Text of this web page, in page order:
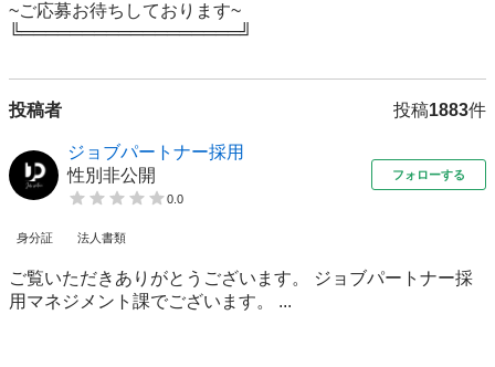
~ご応募お待ちしております~
╚══════════════════╝
投稿者 投稿1883件
ジョブパートナー採用
性別非公開
0.0
フォローする
身分証 法人書類
ご覧いただきありがとうございます。 ジョブパートナー採
用マネジメント課でございます。 ...